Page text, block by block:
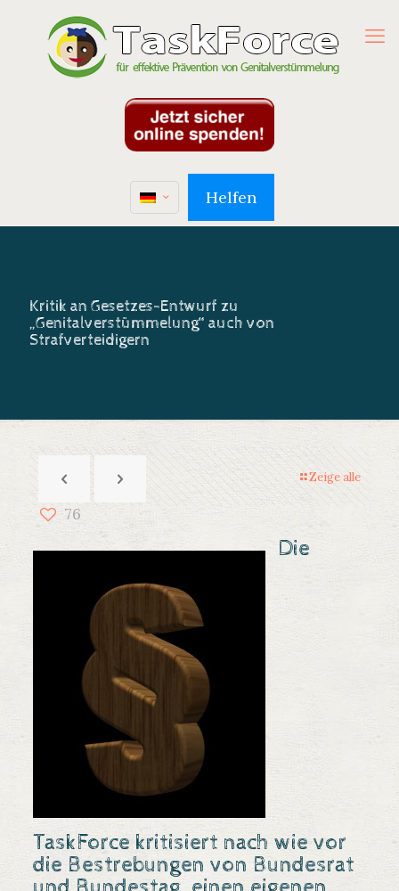
Helfen
Kritik an Gesetzes-Entwurf zu
„Genitalverstümmelung“ auch von
Strafverteidigern
Zeige alle
76
Die
TaskForce kritisiert nach wie vor
die Bestrebungen von Bundesrat